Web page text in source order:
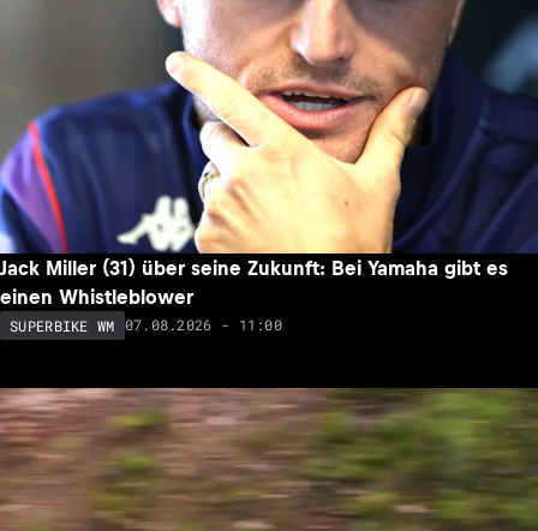
Jack Miller (31) über seine Zukunft: Bei Yamaha gibt es
einen Whistleblower
SUPERBIKE WM 07.08.2026 - 11:00